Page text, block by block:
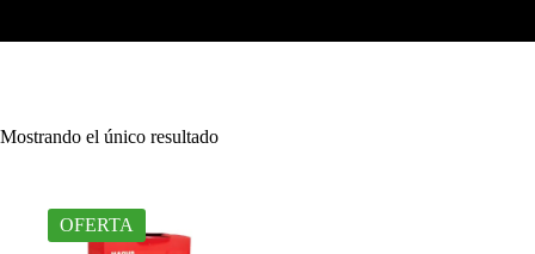
Mostrando el único resultado
OFERTA